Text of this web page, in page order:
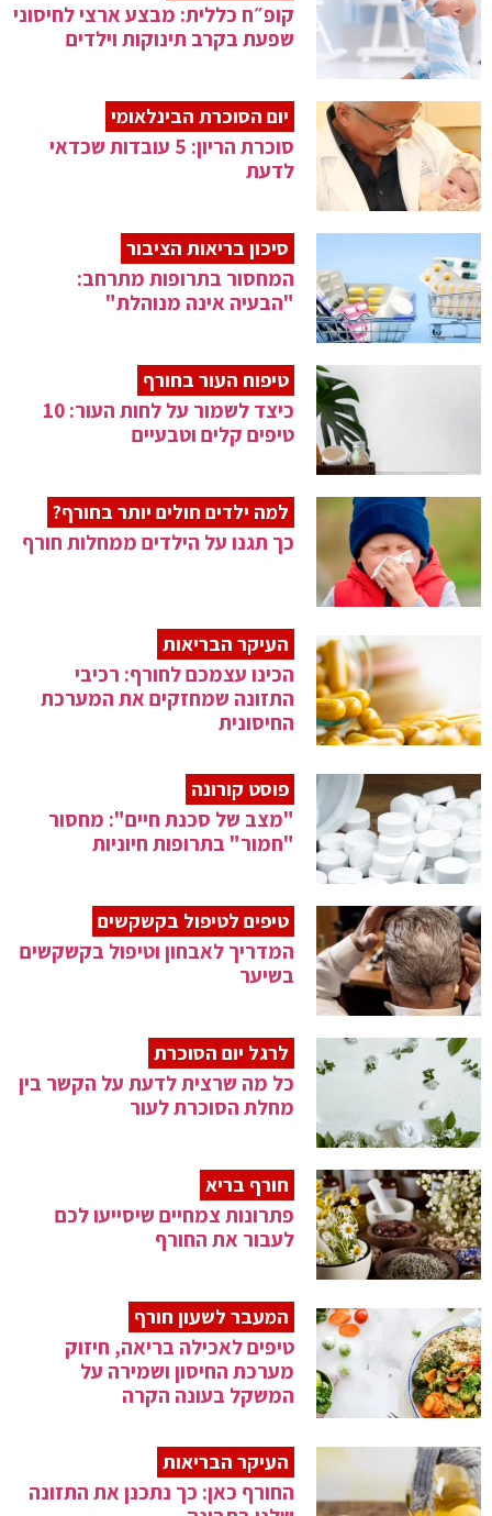
קופ״ח כללית: מבצע ארצי לחיסוני
שפעת בקרב תינוקות וילדים
יום הסוכרת הבינלאומי
סוכרת הריון: 5 עובדות שכדאי
לדעת
סיכון בריאות הציבור
המחסור בתרופות מתרחב:
"הבעיה אינה מנוהלת"
טיפוח העור בחורף
כיצד לשמור על לחות העור: 10
טיפים קלים וטבעיים
למה ילדים חולים יותר בחורף?
כך תגנו על הילדים ממחלות חורף
העיקר הבריאות
הכינו עצמכם לחורף: רכיבי
התזונה שמחזקים את המערכת
החיסונית
פוסט קורונה
"מצב של סכנת חיים": מחסור
"חמור" בתרופות חיוניות
טיפים לטיפול בקשקשים
המדריך לאבחון וטיפול בקשקשים
בשיער
לרגל יום הסוכרת
כל מה שרצית לדעת על הקשר בין
מחלת הסוכרת לעור
חורף בריא
פתרונות צמחיים שיסייעו לכם
לעבור את החורף
המעבר לשעון חורף
טיפים לאכילה בריאה, חיזוק
מערכת החיסון ושמירה על
המשקל בעונה הקרה
העיקר הבריאות
החורף כאן: כך נתכנן את התזונה